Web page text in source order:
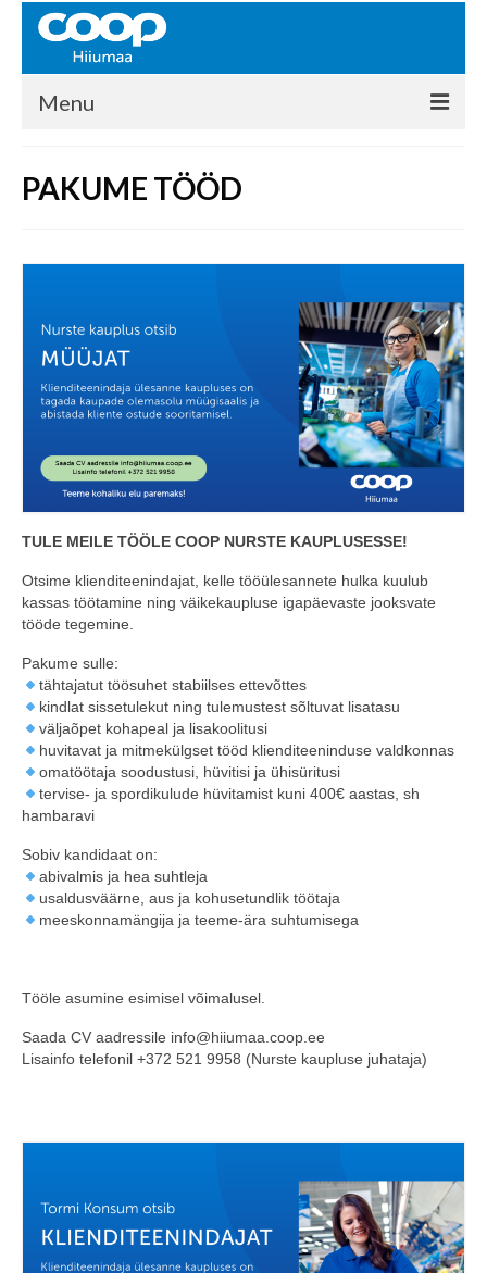
Menu
Kontakt
KAUPLUSED
EHITUSKESKUS
KAMPAANIAD
COOP KLIENDIKAART
PAKUME TÖÖD
MEIE PANUS
PAKUME TÖÖD
TULE MEILE TÖÖLE COOP NURSTE KAUPLUSESSE!
Otsime klienditeenindajat, kelle tööülesannete hulka kuulub
kassas töötamine ning väikekaupluse igapäevaste jooksvate
tööde tegemine.
Pakume sulle:
tähtajatut töösuhet stabiilses ettevõttes
kindlat sissetulekut ning tulemustest sõltuvat lisatasu
väljaõpet kohapeal ja lisakoolitusi
huvitavat ja mitmekülgset tööd klienditeeninduse valdkonnas
omatöötaja soodustusi, hüvitisi ja ühisüritusi
tervise- ja spordikulude hüvitamist kuni 400€ aastas, sh
hambaravi
Sobiv kandidaat on:
abivalmis ja hea suhtleja
usaldusväärne, aus ja kohusetundlik töötaja
meeskonnamängija ja teeme-ära suhtumisega
Tööle asumine esimisel võimalusel.
Saada CV aadressile info@hiiumaa.coop.ee
Lisainfo telefonil +372 521 9958 (Nurste kaupluse juhataja)